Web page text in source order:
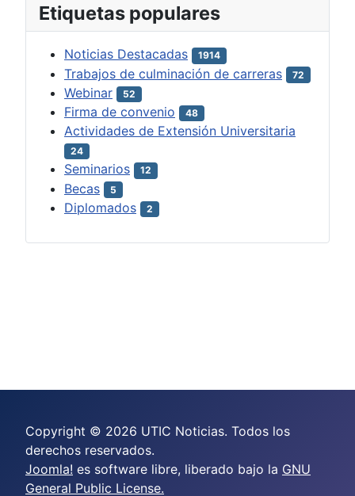
Etiquetas populares
Noticias Destacadas 1914
Trabajos de culminación de carreras 72
Webinar 52
Firma de convenio 48
Actividades de Extensión Universitaria
24
Seminarios 12
Becas 5
Diplomados 2
Copyright © 2026 UTIC Noticias. Todos los
derechos reservados.
Joomla! es software libre, liberado bajo la GNU
General Public License.